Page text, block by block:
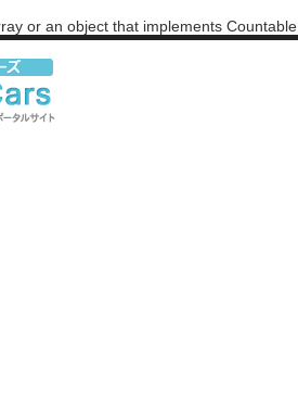
or an object that implements